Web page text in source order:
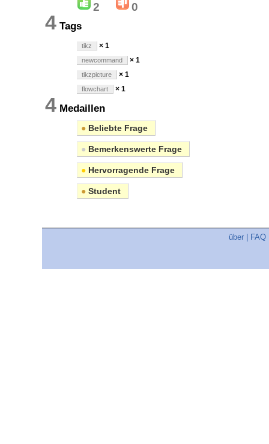
2 0
4 Tags
tikz × 1
newcommand × 1
tikzpicture × 1
flowchart × 1
4 Medaillen
● Beliebte Frage
● Bemerkenswerte Frage
● Hervorragende Frage
● Student
über FAQ